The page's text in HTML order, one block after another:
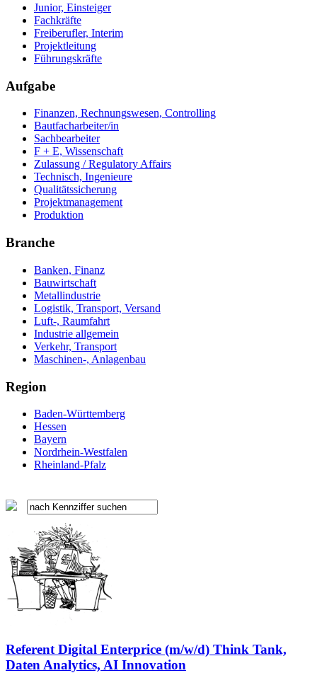
Junior, Einsteiger
Fachkräfte
Freiberufler, Interim
Projektleitung
Führungskräfte
Aufgabe
Finanzen, Rechnungswesen, Controlling
Bautfacharbeiter/in
Sachbearbeiter
F + E, Wissenschaft
Zulassung / Regulatory Affairs
Technisch, Ingenieure
Qualitätssicherung
Projektmanagement
Produktion
Branche
Banken, Finanz
Bauwirtschaft
Metallindustrie
Logistik, Transport, Versand
Luft-, Raumfahrt
Industrie allgemein
Verkehr, Transport
Maschinen-, Anlagenbau
Region
Baden-Württemberg
Hessen
Bayern
Nordrhein-Westfalen
Rheinland-Pfalz
Referent Digital Enterprice (m/w/d) Think Tank,
Daten Analytics, AI Innovation